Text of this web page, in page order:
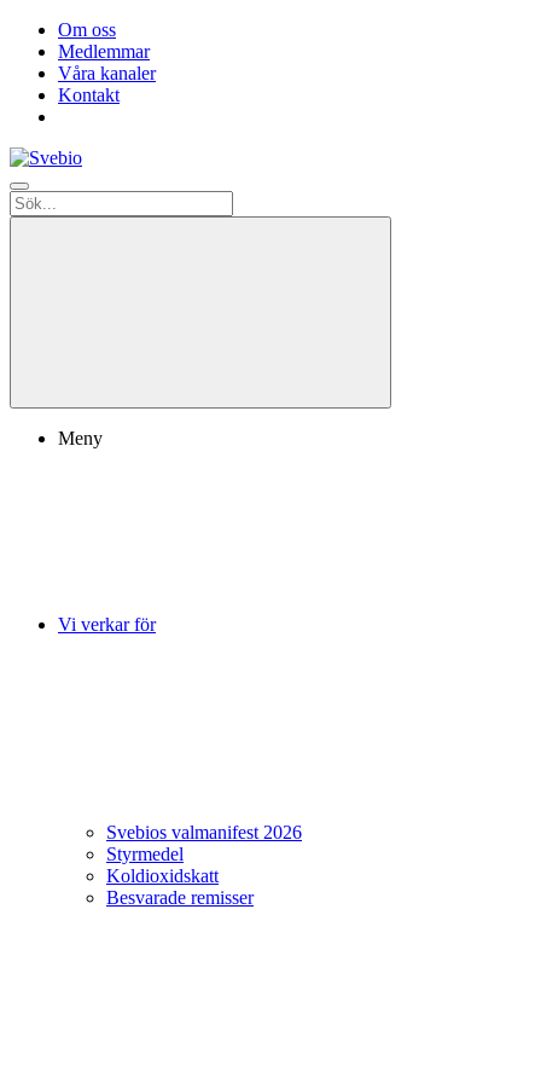
Om oss
Medlemmar
Våra kanaler
Kontakt
Meny
Vi verkar för
Svebios valmanifest 2026
Styrmedel
Koldioxidskatt
Besvarade remisser